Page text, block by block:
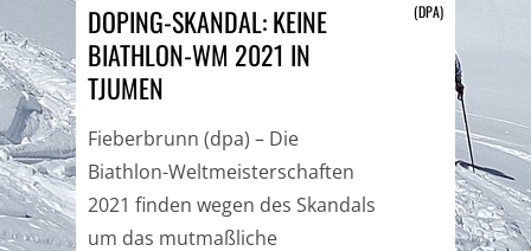
DOPING-SKANDAL: KEINE
BIATHLON-WM 2021 IN
TJUMEN
(DPA)
Fieberbrunn (dpa) – Die
Biathlon-Weltmeisterschaften
2021 finden wegen des Skandals
um das mutmaßliche